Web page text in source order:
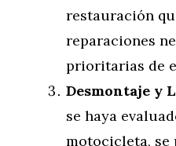
restauración
reparaciones
prioritarias de
Desmontaje y
se haya
motocicleta, se